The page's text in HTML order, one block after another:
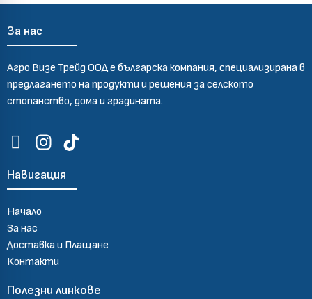
За нас
Агро Визе Трейд ООД е българска компания, специализирана в
предлагането на продукти и решения за селското
стопанство, дома и градината.
Навигация
Начало
За нас
Доставка и Плащане
Контакти
Полезни линкове